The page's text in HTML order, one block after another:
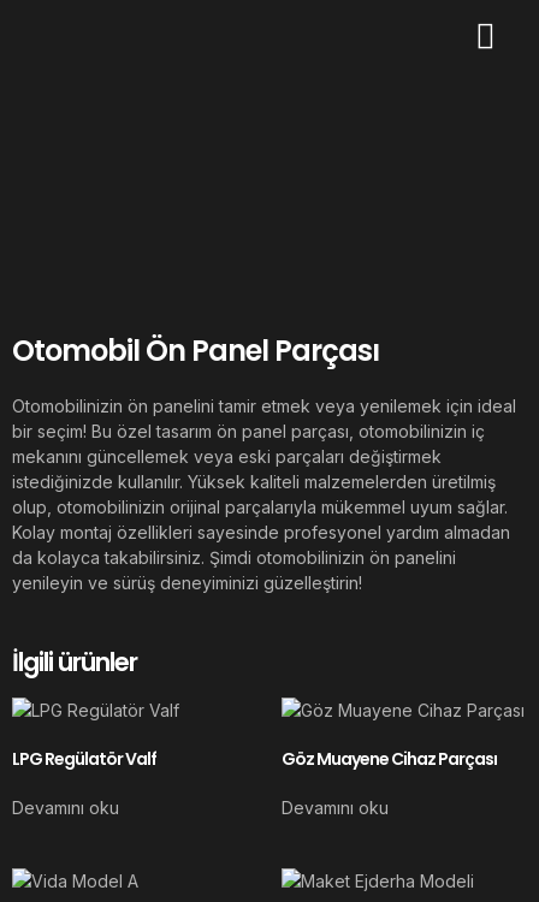
Otomobil Ön Panel Parçası
Otomobilinizin ön panelini tamir etmek veya yenilemek için ideal
bir seçim! Bu özel tasarım ön panel parçası, otomobilinizin iç
mekanını güncellemek veya eski parçaları değiştirmek
istediğinizde kullanılır. Yüksek kaliteli malzemelerden üretilmiş
olup, otomobilinizin orijinal parçalarıyla mükemmel uyum sağlar.
Kolay montaj özellikleri sayesinde profesyonel yardım almadan
da kolayca takabilirsiniz. Şimdi otomobilinizin ön panelini
yenileyin ve sürüş deneyiminizi güzelleştirin!
İlgili ürünler
LPG Regülatör Valf
Devamını oku
Göz Muayene Cihaz Parçası
Devamını oku